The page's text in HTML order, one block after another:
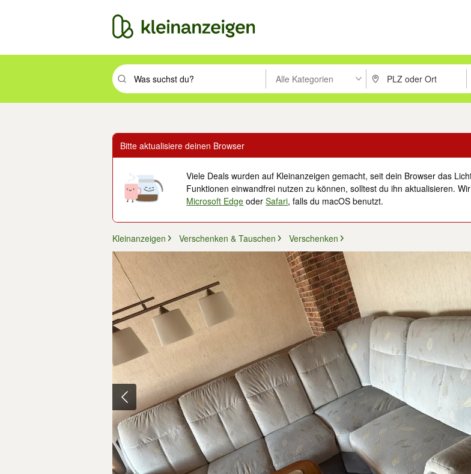
Suchbegriff eingeben. Eingabetaste drücken um zu suchen, oder Vorschläge mit den
Alle Kategorien PLZ oder Ort eingeben.
Bitte aktualisiere deinen Browser
Viele Deals wurden auf Kleinanzeigen gemacht, seit dein Browser das
Funktionen einwandfrei nutzen zu können, solltest du ihn aktualisieren.
Microsoft Edge oderSafari, falls du macOS benutzt.
Kleinanzeigen Verschenken & Tauschen Verschenken